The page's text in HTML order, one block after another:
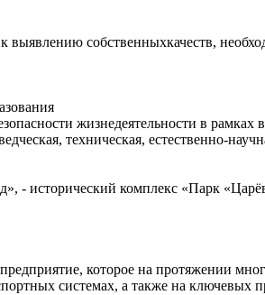
собственныхкачеств,
жизнедеятельности в
техническая, естественно-
исторический комплекс «Парк
которое на протяжении
системах, а также на ключевых